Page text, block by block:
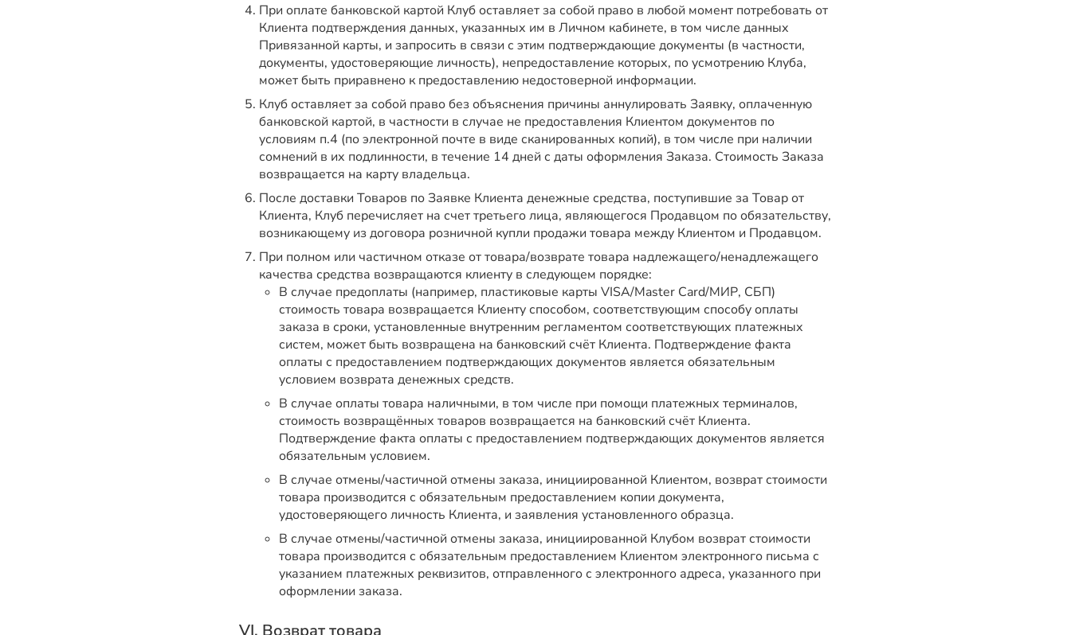
При оплате банковской картой Клуб оставляет за собой право в любой момент потребовать от
Клиента подтверждения данных, указанных им в Личном кабинете, в том числе данных
Привязанной карты, и запросить в связи с этим подтверждающие документы (в частности,
документы, удостоверяющие личность), непредоставление которых, по усмотрению Клуба,
может быть приравнено к предоставлению недостоверной информации.
Клуб оставляет за собой право без объяснения причины аннулировать Заявку, оплаченную
банковской картой, в частности в случае не предоставления Клиентом документов по
условиям п.4 (по электронной почте в виде сканированных копий), в том числе при наличии
сомнений в их подлинности, в течение 14 дней с даты оформления Заказа. Стоимость Заказа
возвращается на карту владельца.
После доставки Товаров по Заявке Клиента денежные средства, поступившие за Товар от
Клиента, Клуб перечисляет на счет третьего лица, являющегося Продавцом по обязательству,
возникающему из договора розничной купли продажи товара между Клиентом и Продавцом.
При полном или частичном отказе от товара/возврате товара надлежащего/ненадлежащего
качества средства возвращаются клиенту в следующем порядке:
В случае предоплаты (например, пластиковые карты VISA/Master Card/МИР, СБП)
стоимость товара возвращается Клиенту способом, соответствующим способу оплаты
заказа в сроки, установленные внутренним регламентом соответствующих платежных
систем, может быть возвращена на банковский счёт Клиента. Подтверждение факта
оплаты с предоставлением подтверждающих документов является обязательным
условием возврата денежных средств.
В случае оплаты товара наличными, в том числе при помощи платежных терминалов,
стоимость возвращённых товаров возвращается на банковский счёт Клиента.
Подтверждение факта оплаты с предоставлением подтверждающих документов является
обязательным условием.
В случае отмены/частичной отмены заказа, инициированной Клиентом, возврат стоимости
товара производится с обязательным предоставлением копии документа,
удостоверяющего личность Клиента, и заявления установленного образца.
В случае отмены/частичной отмены заказа, инициированной Клубом возврат стоимости
товара производится с обязательным предоставлением Клиентом электронного письма с
указанием платежных реквизитов, отправленного с электронного адреса, указанного при
оформлении заказа.
VI. Возврат товара